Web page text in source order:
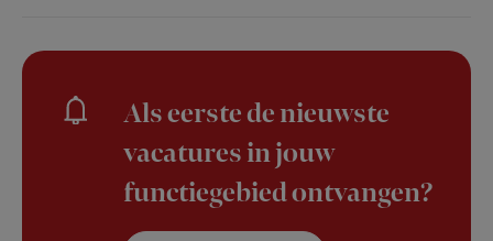
Als eerste de nieuwste
vacatures in jouw
functiegebied ontvangen?